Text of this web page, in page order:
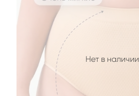
Нет в наличии